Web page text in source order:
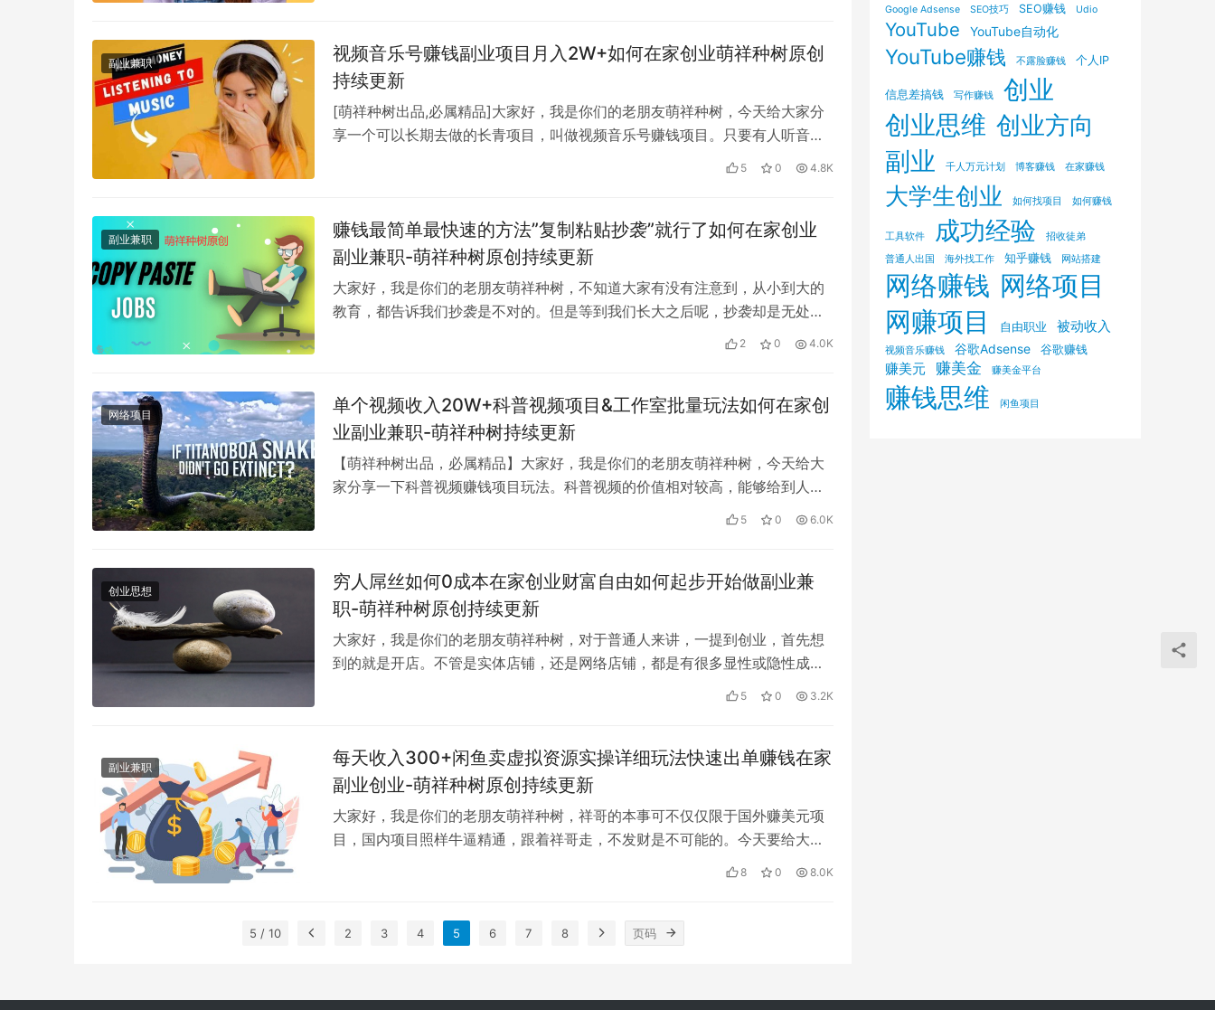
副业兼职
视频音乐号赚钱副业项目月入2W+如何在家创业萌祥种树原创
持续更新
[萌祥种树出品,必属精品]大家好，我是你们的老朋友萌祥种树，今天给大家分
享一个可以长期去做的长青项目，叫做视频音乐号赚钱项目。只要有人听音
5 0 4.8K
副业兼职
赚钱最简单最快速的方法”复制粘贴抄袭”就行了如何在家创业
副业兼职-萌祥种树原创持续更新
大家好，我是你们的老朋友萌祥种树，不知道大家有没有注意到，从小到大的
教育，都告诉我们抄袭是不对的。但是等到我们长大之后呢，抄袭却是无处不
2 0 4.0K
网络项目
单个视频收入20W+科普视频项目&工作室批量玩法如何在家创
业副业兼职-萌祥种树持续更新
【萌祥种树出品，必属精品】大家好，我是你们的老朋友萌祥种树，今天给大
家分享一下科普视频赚钱项目玩法。科普视频的价值相对较高，能够给到人知
5 0 6.0K
创业思想
穷人屌丝如何0成本在家创业财富自由如何起步开始做副业兼
职-萌祥种树原创持续更新
大家好，我是你们的老朋友萌祥种树，对于普通人来讲，一提到创业，首先想
到的就是开店。不管是实体店铺，还是网络店铺，都是有很多显性或隐性成本
5 0 3.2K
副业兼职
每天收入300+闲鱼卖虚拟资源实操详细玩法快速出单赚钱在家
副业创业-萌祥种树原创持续更新
大家好，我是你们的老朋友萌祥种树，祥哥的本事可不仅仅限于国外赚美元项
目，国内项目照样牛逼精通，跟着祥哥走，不发财是不可能的。今天要给大家
8 0 8.0K
5 / 10 2 3 4 5 6 7 8
Google Adsense
SEO技巧 SEO赚钱 Udio
YouTube YouTube自动化
YouTube赚钱 不露脸赚钱 个人IP
信息差搞钱 写作赚钱 创业
创业思维 创业方向
副业 千人万元计划 博客赚钱 在家赚钱
大学生创业 如何找项目 如何赚钱
工具软件 成功经验
招收徒弟
普通人出国
海外找工作 知乎赚钱 网站搭建
网络赚钱 网络项目
网赚项目
自由职业 被动收入
视频音乐赚钱 谷歌Adsense 谷歌赚钱
赚美元 赚美金 赚美金平台
赚钱思维 闲鱼项目